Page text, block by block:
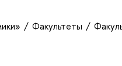
Факультеты